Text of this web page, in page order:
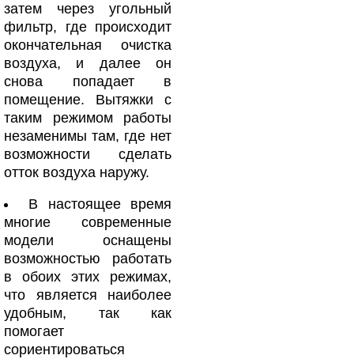
затем через угольный
фильтр, где происходит
окончательная очистка
воздуха, и далее он
снова попадает в
помещение. Вытяжки с
таким режимом работы
незаменимы там, где нет
возможности сделать
отток воздуха наружу.
В настоящее время
многие современные
модели оснащены
возможностью работать
в обоих этих режимах,
что является наиболее
удобным, так как
помогает
сориентироваться